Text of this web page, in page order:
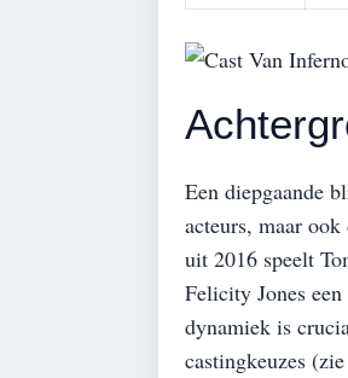
Een diepgaande
acteurs, maar
uit 2016 speelt
Felicity Jones
dynamiek is
castingkeuzes (zie